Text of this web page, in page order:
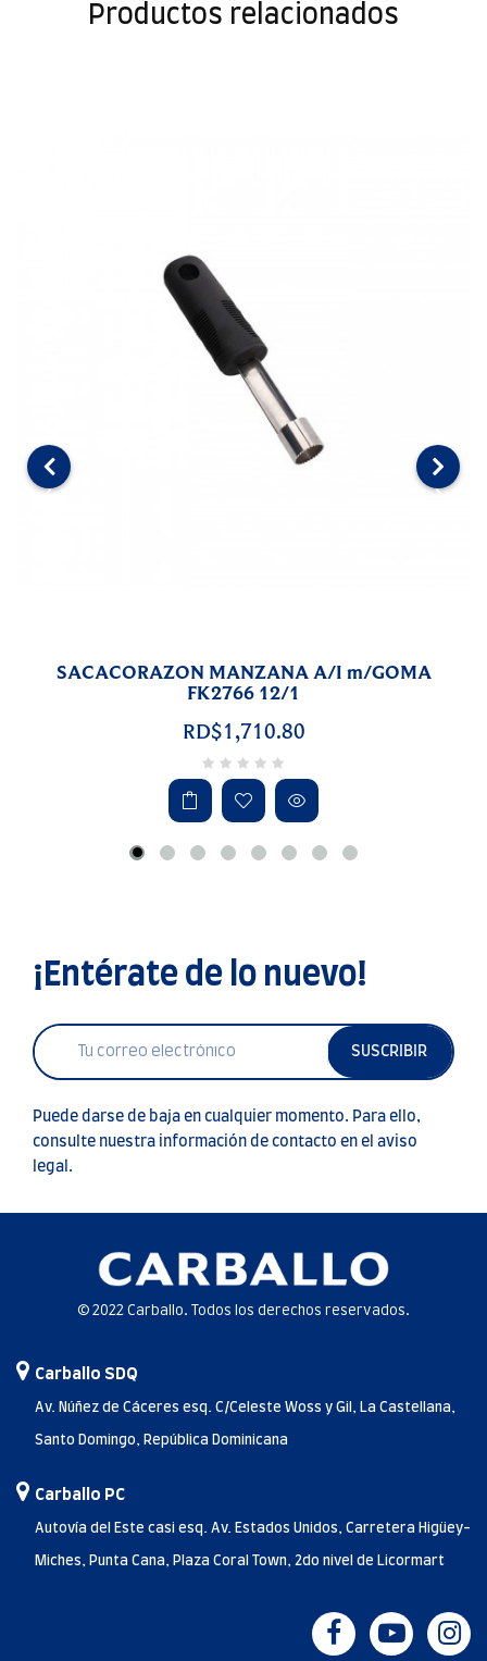
Productos relacionados
SACACORAZON MANZANA A/I m/GOMA
FK2766 12/1
RD$1,710.80
‹ ›
¡Entérate de lo nuevo!
SUSCRIBIR
Puede darse de baja en cualquier momento. Para ello,
consulte nuestra información de contacto en el aviso
legal.
© 2022 Carballo. Todos los derechos reservados.
Carballo SDQ
Av. Núñez de Cáceres esq. C/Celeste Woss y Gil, La Castellana,
Santo Domingo, República Dominicana
Carballo PC
Autovía del Este casi esq. Av. Estados Unidos, Carretera Higüey-
Miches, Punta Cana, Plaza Coral Town, 2do nivel de Licormart